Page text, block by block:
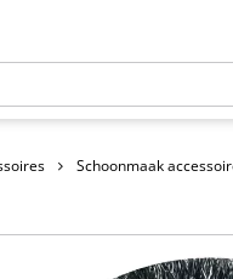
Schoonmaak